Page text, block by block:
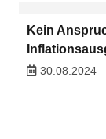
Kein
30.08.2024